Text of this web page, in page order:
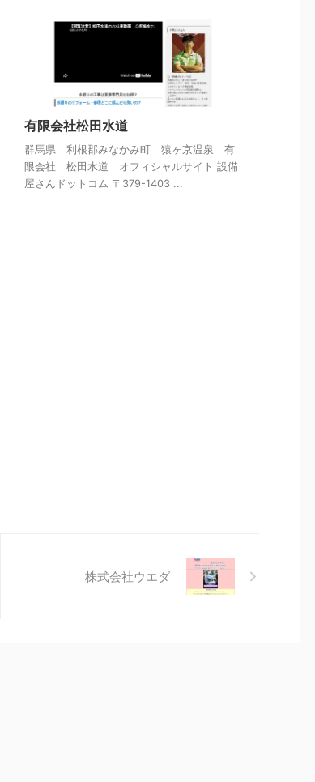
有限会社松田水道
群馬県 利根郡みなかみ町 猿ヶ京温泉 有
限会社 松田水道 オフィシャルサイト 設備
屋さんドットコム 〒379-1403 ...
株式会社ウエダ